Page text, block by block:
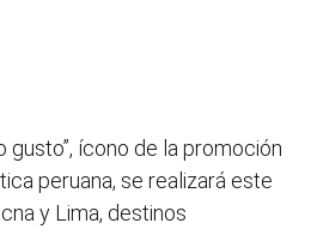
gusto”, ícono de la promoción
peruana, se realizará este
y Lima, destinos